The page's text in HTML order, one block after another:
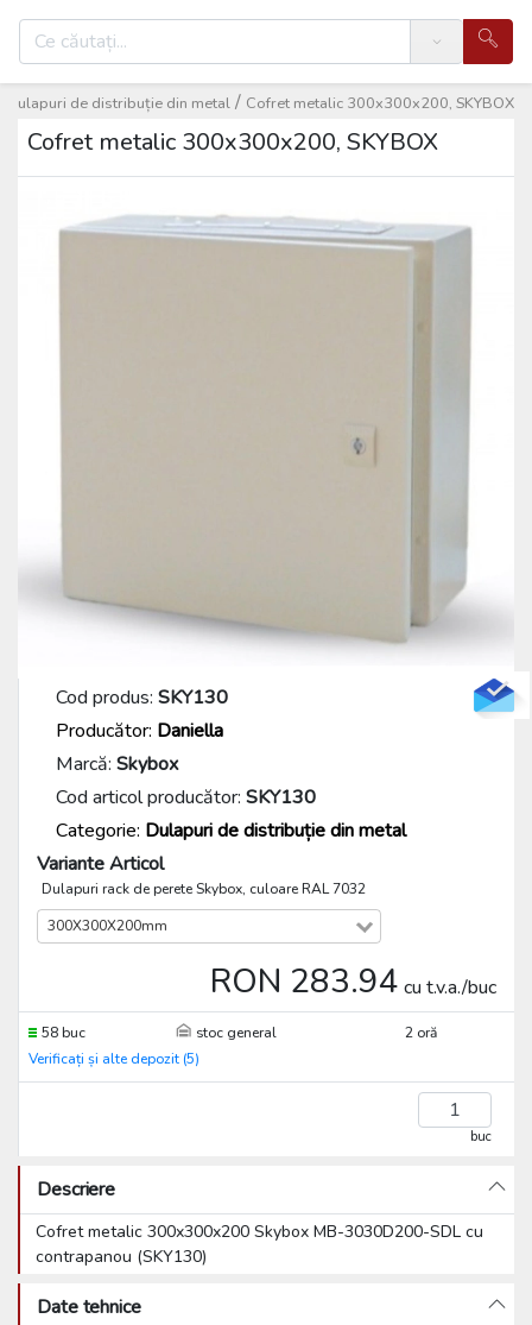
Search
Cofret metalic 300x300x200, SKYBOX
/
Dulapuri de distribuție din metal
Cofret metalic 300x300x200, SKYBOX
Cod produs: SKY130
Producător: Daniella
Marcă: Skybox
Cod articol producător: SKY130
Categorie: Dulapuri de distribuție din metal
Variante Articol
Dulapuri rack de perete Skybox, culoare RAL 7032
300X300X200mm
RON 283.94 cu t.v.a./buc
58 buc stoc general
2 oră
Verificați și alte depozit (5)
buc
Descriere
Cofret metalic 300x300x200 Skybox MB-3030D200-SDL cu
contrapanou (SKY130)
Date tehnice